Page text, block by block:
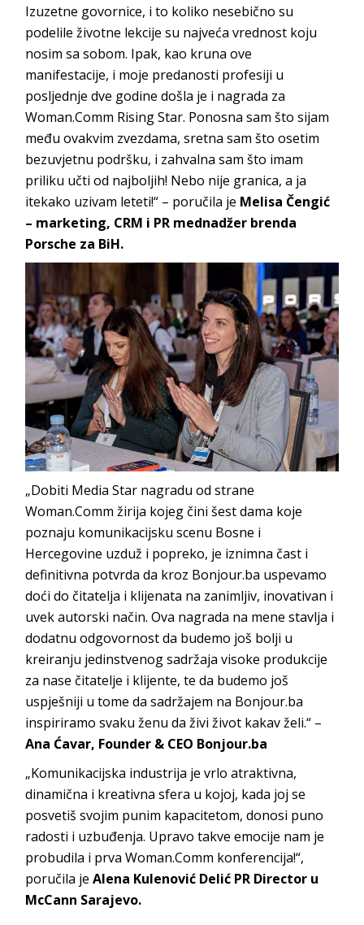
Izuzetne govornice, i to koliko nesebično su
podelile životne lekcije su najveća vrednost koju
nosim sa sobom. Ipak, kao kruna ove
manifestacije, i moje predanosti profesiji u
posljednje dve godine došla je i nagrada za
Woman.Comm Rising Star. Ponosna sam što sijam
među ovakvim zvezdama, sretna sam što osetim
bezuvjetnu podršku, i zahvalna sam što imam
priliku učti od najboljih! Nebo nije granica, a ja
itekako uzivam leteti!“ – poručila je Melisa Čengić
– marketing, CRM i PR mednadžer brenda
Porsche za BiH.
„Dobiti Media Star nagradu od strane
Woman.Comm žirija kojeg čini šest dama koje
poznaju komunikacijsku scenu Bosne i
Hercegovine uzduž i popreko, je iznimna čast i
definitivna potvrda da kroz Bonjour.ba uspevamo
doći do čitatelja i klijenata na zanimljiv, inovativan i
uvek autorski način. Ova nagrada na mene stavlja i
dodatnu odgovornost da budemo još bolji u
kreiranju jedinstvenog sadržaja visoke produkcije
za nase čitatelje i klijente, te da budemo još
uspješniji u tome da sadržajem na Bonjour.ba
inspiriramo svaku ženu da živi život kakav želi.“ –
Ana Ćavar, Founder & CEO Bonjour.ba
„Komunikacijska industrija je vrlo atraktivna,
dinamična i kreativna sfera u kojoj, kada joj se
posvetiš svojim punim kapacitetom, donosi puno
radosti i uzbuđenja. Upravo takve emocije nam je
probudila i prva Woman.Comm konferencija!“,
poručila je Alena Kulenović Delić PR Director u
McCann Sarajevo.